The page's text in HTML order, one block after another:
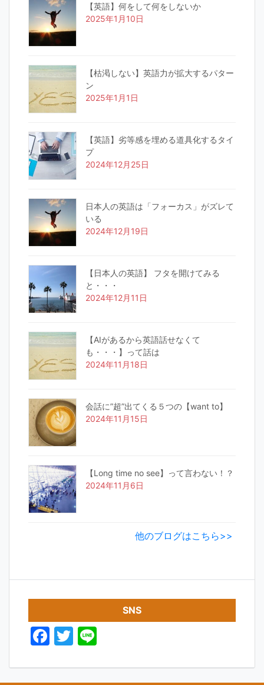
【英語】何をして何をしないか
2025年1月10日
【枯渇しない】英語力が拡大するパター
ン
2025年1月1日
【英語】劣等感を埋める道具化するタイ
プ
2024年12月25日
日本人の英語は「フォーカス」がズレて
いる
2024年12月19日
【日本人の英語】 フタを開けてみる
と・・・
2024年12月11日
【AIがあるから英語話せなくて
も・・・】って話は
2024年11月18日
会話に”超”出てくる５つの【want to】
2024年11月15日
【Long time no see】って言わない！？
2024年11月6日
他のブログはこちら>>
SNS
F
c
T
itt e